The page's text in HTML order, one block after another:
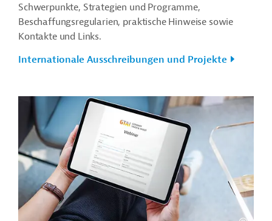
Schwerpunkte, Strategien und Programme,
Beschaffungsregularien, praktische Hinweise sowie
Kontakte und Links.
Internationale Ausschreibungen und Projekte